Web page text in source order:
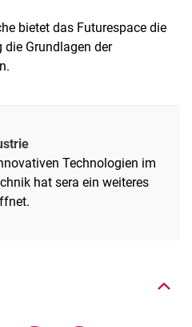
bietet das Futurespace die
Grundlagen der
Technologien im
hat sera ein weiteres